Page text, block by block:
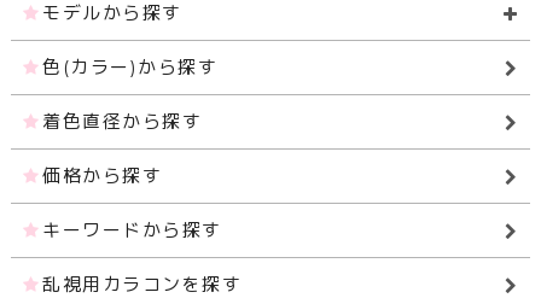
モデルから探す
色(カラー)から探す
着色直径から探す
価格から探す
キーワードから探す
乱視用カラコンを探す